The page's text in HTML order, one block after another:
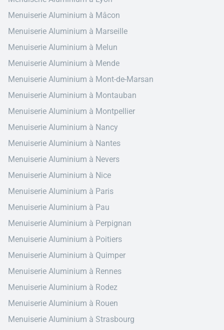
Menuiserie Aluminium à Mâcon
Menuiserie Aluminium à Marseille
Menuiserie Aluminium à Melun
Menuiserie Aluminium à Mende
Menuiserie Aluminium à Mont-de-Marsan
Menuiserie Aluminium à Montauban
Menuiserie Aluminium à Montpellier
Menuiserie Aluminium à Nancy
Menuiserie Aluminium à Nantes
Menuiserie Aluminium à Nevers
Menuiserie Aluminium à Nice
Menuiserie Aluminium à Paris
Menuiserie Aluminium à Pau
Menuiserie Aluminium à Perpignan
Menuiserie Aluminium à Poitiers
Menuiserie Aluminium à Quimper
Menuiserie Aluminium à Rennes
Menuiserie Aluminium à Rodez
Menuiserie Aluminium à Rouen
Menuiserie Aluminium à Strasbourg